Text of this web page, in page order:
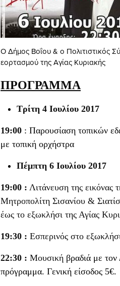
O Δήμος Βοΐου & ο Πολιτιστικός
εορτασμού της Αγίας Κυριακής
ΠΡΟΓΡΑΜΜΑ
Τρίτη 4 Ιουλίου 2017
19:00 : Παρουσίαση τοπικών
με τοπική ορχήστρα
Πέμπτη 6 Ιουλίου 201 7
19:00 : Λιτάνευση της εικόνας
Μητροπολίτη Σισανίου &
έως το εξωκλήσι της Αγίας
19:30 : Εσπερινός στο
22:30 : Μουσική βραδιά με
πρόγραμμα. Γενική είσοδος 5€.